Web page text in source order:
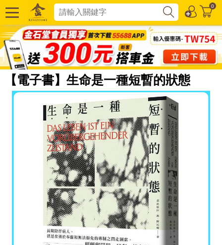
0
【電子書】生命是一種短暫的狀態